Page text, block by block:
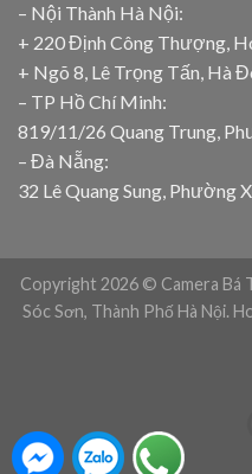
– Nội Thành Hà Nội:
+ 220 Định Công Thượng,
+ Ngõ 8, Lê Trọng Tấn, Hà
– TP Hồ Chí Minh:
819/11/26 Quang Trung,
– Đà Nẵng:
32 Lê Quang Sung, Phường
Copyright 2026 © Camera Bá
Sóc Sơn, Thành Phố Hà Nội.